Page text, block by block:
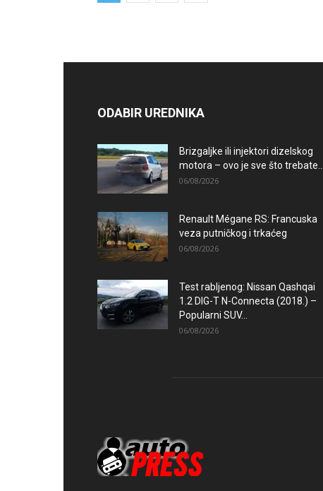
ODABIR UREDNIKA
Brizgaljke ili injektori dizelskog
motora – ovo je sve što trebate...
06/08/2026
Renault Mégane RS: Francuska
veza putničkog i trkaćeg
06/08/2026
Test rabljenog: Nissan Qashqai
1.2 DIG-T N-Connecta (2018.) –
Popularni SUV...
06/08/2026